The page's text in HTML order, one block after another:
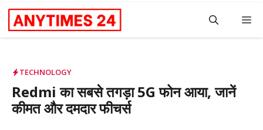
Skip
content
TECHNOLOGY
Redmi का सबसे तगड़ा 5G फोन आया, जानें
कीमत और दमदार फीचर्स